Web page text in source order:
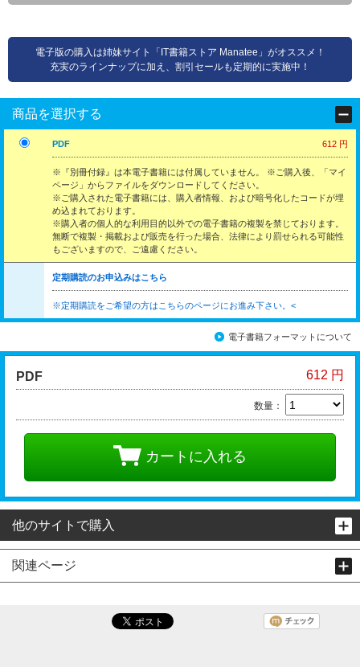
電子版の購入は姉妹サイト「IT書籍ストア Manatee」がオススメ！
充実のラインナップに加え、割引セールも定期的に実施中！
商品を選択する
PDF 612 円
※『別冊付録』は本電子書籍には付属していません。 ※ご購入後、「マイ
ページ」からファイルをダウンロードしてください。
※ご購入された電子書籍には、購入者情報、および暗号化したコードが埋
め込まれております。
※購入者の個人的な利用目的以外での電子書籍の複製を禁じております。
無断で複製・掲載および販売を行った場合、法律により罰せられる可能性
もございますので、ご遠慮ください。
定期購読のお申込みはこちら
※定期購読をご希望の方はこちらのページにお進み下さい。<
電子書籍フォーマットについて
PDF 612 円
数量：
カートに入れる
他のサイトで購入
関連ページ